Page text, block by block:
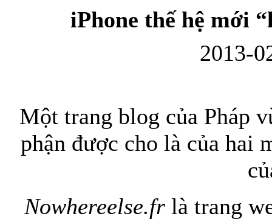
Bao da Samsung
Ốp lưng Samsung
iPhone thế hệ mới
2013-
Một trang blog của Pháp
phận được cho là của hai
Nowhereelse.fr là trang